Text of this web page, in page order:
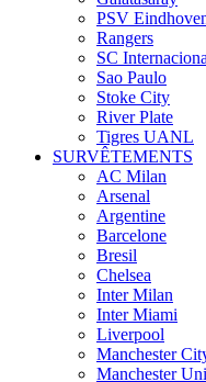
PSV
Rangers
SC
Sao Paulo
Stoke City
River Plate
Tigres UANL
SURVÊTEMENTS
AC Milan
Arsenal
Argentine
Barcelone
Bresil
Chelsea
Inter Milan
Inter Miami
Liverpool
Manchester
Manchester